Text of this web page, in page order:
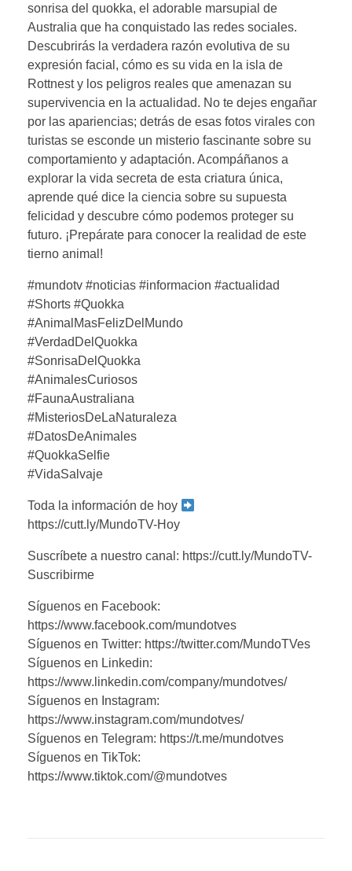
sonrisa del quokka, el adorable marsupial de
Australia que ha conquistado las redes sociales.
Descubrirás la verdadera razón evolutiva de su
expresión facial, cómo es su vida en la isla de
Rottnest y los peligros reales que amenazan su
supervivencia en la actualidad. No te dejes engañar
por las apariencias; detrás de esas fotos virales con
turistas se esconde un misterio fascinante sobre su
comportamiento y adaptación. Acompáñanos a
explorar la vida secreta de esta criatura única,
aprende qué dice la ciencia sobre su supuesta
felicidad y descubre cómo podemos proteger su
futuro. ¡Prepárate para conocer la realidad de este
tierno animal!
#mundotv #noticias #informacion #actualidad
#Shorts #Quokka
#AnimalMasFelizDelMundo
#VerdadDelQuokka
#SonrisaDelQuokka
#AnimalesCuriosos
#FaunaAustraliana
#MisteriosDeLaNaturaleza
#DatosDeAnimales
#QuokkaSelfie
#VidaSalvaje
Toda la información de hoy
https://cutt.ly/MundoTV-Hoy
Suscríbete a nuestro canal: https://cutt.ly/MundoTV-
Suscribirme
Síguenos en Facebook:
https://www.facebook.com/mundotves
Síguenos en Twitter: https://twitter.com/MundoTVes
Síguenos en Linkedin:
https://www.linkedin.com/company/mundotves/
Síguenos en Instagram:
https://www.instagram.com/mundotves/
Síguenos en Telegram: https://t.me/mundotves
Síguenos en TikTok:
https://www.tiktok.com/@mundotves